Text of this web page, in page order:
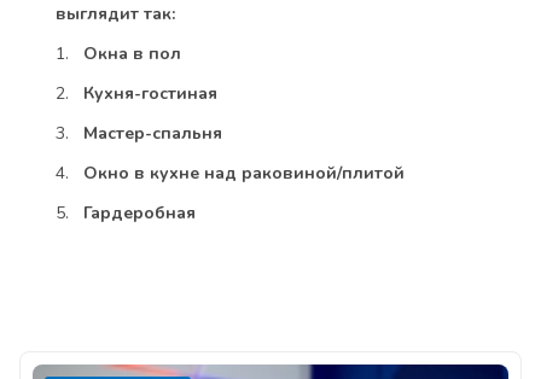
выглядит так:
1. Окна в пол
2. Кухня-гостиная
3. Мастер-спальня
4. Окно в кухне над раковиной/плитой
5. Гардеробная